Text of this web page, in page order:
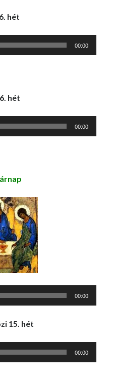
hét
00:00
hét
00:00
00:00
15. hét
00:00